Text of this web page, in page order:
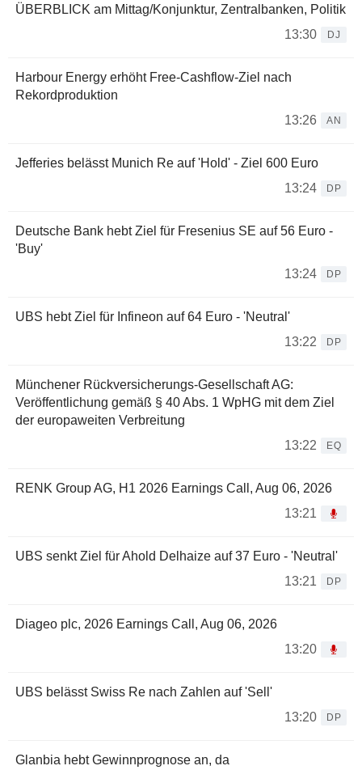
ÜBERBLICK am Mittag/Konjunktur, Zentralbanken, Politik
13:30
DJ
Harbour Energy erhöht Free-Cashflow-Ziel nach
Rekordproduktion
13:26
AN
Jefferies belässt Munich Re auf 'Hold' - Ziel 600 Euro
13:24
DP
Deutsche Bank hebt Ziel für Fresenius SE auf 56 Euro -
'Buy'
13:24
DP
UBS hebt Ziel für Infineon auf 64 Euro - 'Neutral'
13:22
DP
Münchener Rückversicherungs-Gesellschaft AG:
Veröffentlichung gemäß § 40 Abs. 1 WpHG mit dem Ziel
der europaweiten Verbreitung
13:22
EQ
RENK Group AG, H1 2026 Earnings Call, Aug 06, 2026
13:21
UBS senkt Ziel für Ahold Delhaize auf 37 Euro - 'Neutral'
13:21
DP
Diageo plc, 2026 Earnings Call, Aug 06, 2026
13:20
UBS belässt Swiss Re nach Zahlen auf 'Sell'
13:20
DP
Glanbia hebt Gewinnprognose an, da